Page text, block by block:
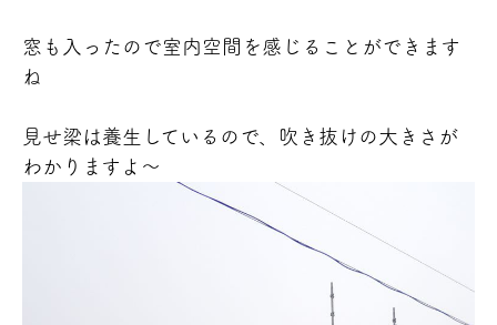
窓も入ったので室内空間を感じることができます
ね
見せ梁は養生しているので、吹き抜けの大きさが
わかりますよ～